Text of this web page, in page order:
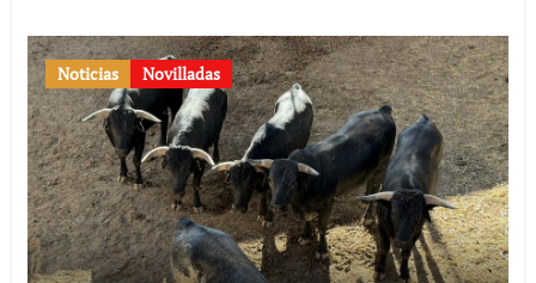
Noticias Novilladas